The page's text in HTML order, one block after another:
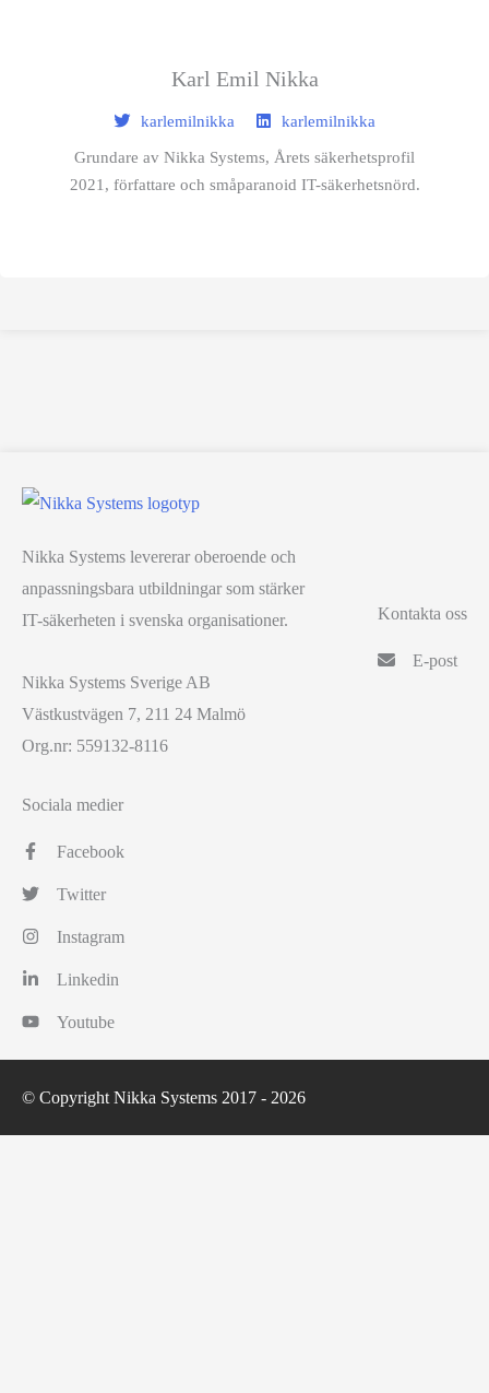
Karl Emil Nikka
karlemilnikka
karlemilnikka
Grundare av Nikka Systems, Årets säkerhetsprofil
2021, författare och småparanoid IT-säkerhetsnörd.
Nikka Systems levererar oberoende och
anpassningsbara utbildningar som stärker
IT-säkerheten i svenska organisationer.
Nikka Systems Sverige AB
Västkustvägen 7, 211 24 Malmö
Org.nr: 559132-8116
Kontakta oss
E-post
Sociala medier
Facebook
Twitter
Instagram
Linkedin
Youtube
© Copyright Nikka Systems 2017 - 2026